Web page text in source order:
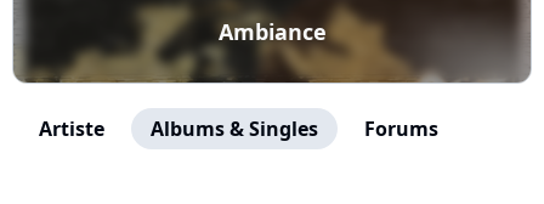
Ambiance
Artiste Albums & Singles Forums